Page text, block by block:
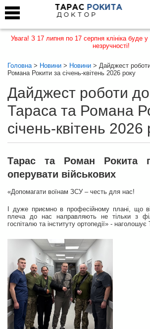
ТАРАС РОКИТА
ДОКТОР
Увага! З 17 липня по 17 серпня клініка буде у
незручності!
Головна > Новини > Новини > Дайджест
Романа Рокити за січень-квітень 2026 року
Дайджест роботи
Тараса та Романа
січень-квітень 2026
Тарас та Роман Рокита
оперувати військових
«Допомагати воїнам ЗСУ – честь для нас!
І дуже приємно в професійному плані, що
плеча до нас направляють не тільки з
госпіталю та інституту ортопедії» -